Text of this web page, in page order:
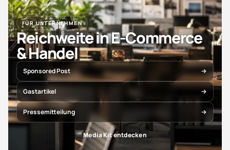
FÜR UNTERNEHMEN
Reichweite in E-Commerce
& Handel
Sponsored Post
Gastartikel
Pressemitteilung
Media Kit entdecken